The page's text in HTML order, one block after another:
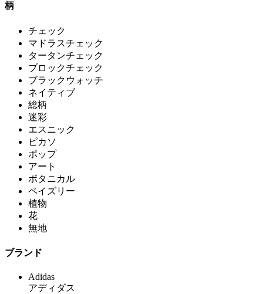
柄
チェック
マドラスチェック
タータンチェック
ブロックチェック
ブラックウォッチ
ネイティブ
総柄
迷彩
エスニック
ピカソ
ポップ
アート
ボタニカル
ペイズリー
植物
花
無地
ブランド
Adidas
アディダス